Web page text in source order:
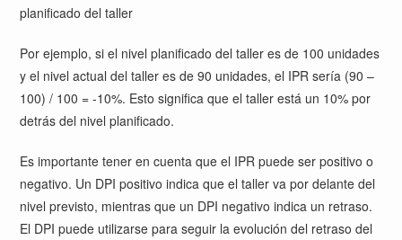
planificado del taller
Por ejemplo, si el nivel planificado del taller es de 100 unidades
y el nivel actual del taller es de 90 unidades, el IPR sería (90 –
100) / 100 = -10%. Esto significa que el taller está un 10% por
detrás del nivel planificado.
Es importante tener en cuenta que el IPR puede ser positivo o
negativo. Un DPI positivo indica que el taller va por delante del
nivel previsto, mientras que un DPI negativo indica un retraso.
El DPI puede utilizarse para seguir la evolución del retraso del